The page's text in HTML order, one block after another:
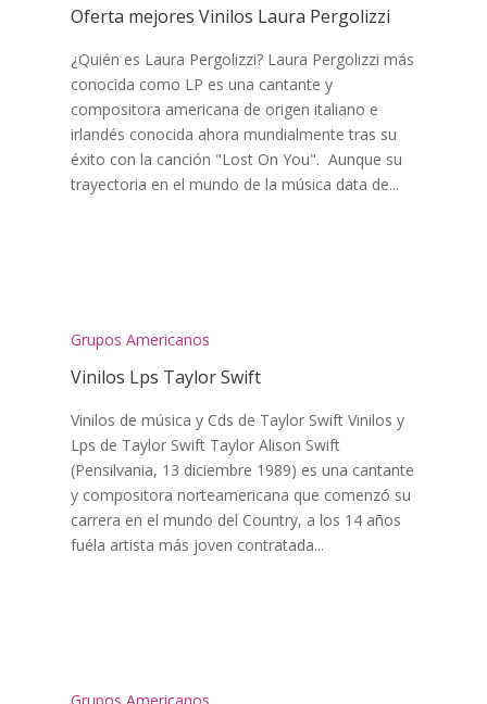
Oferta mejores Vinilos Laura Pergolizzi
¿Quién es Laura Pergolizzi? Laura Pergolizzi más
conocida como LP es una cantante y
compositora americana de origen italiano e
irlandés conocida ahora mundialmente tras su
éxito con la canción "Lost On You". Aunque su
trayectoria en el mundo de la música data de...
Grupos Americanos
Vinilos Lps Taylor Swift
Vinilos de música y Cds de Taylor Swift Vinilos y
Lps de Taylor Swift Taylor Alison Swift
(Pensilvania, 13 diciembre 1989) es una cantante
y compositora norteamericana que comenzó su
carrera en el mundo del Country, a los 14 años
fuéla artista más joven contratada...